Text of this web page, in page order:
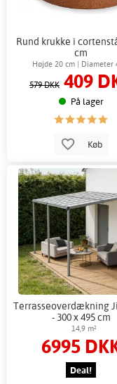
Rund krukke i
cm
Højde 20 cm | Diameter
579 DKK 409
På lager
Køb
Terrasseoverdækning
- 300 x 495 cm
14,9 m²
6995
Deal!